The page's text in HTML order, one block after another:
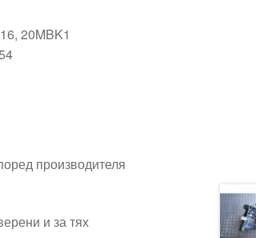
20MBK1
производителя
и за тях